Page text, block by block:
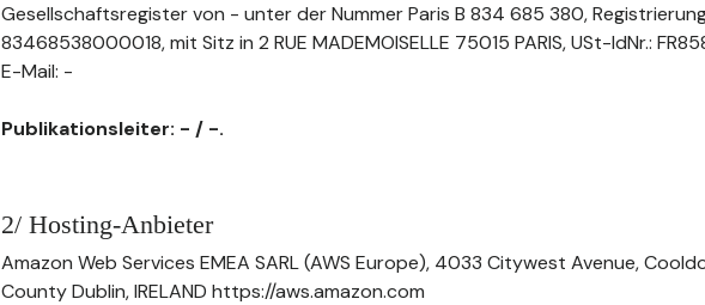
Gesellschaftsregister von - unter der Nummer Paris B 834 685 380,
83468538000018, mit Sitz in 2 RUE MADEMOISELLE 75015 PARIS, USt-IdNr.:
E-Mail: -
Publikationsleiter: - / -.
2/ Hosting-Anbieter
Amazon Web Services EMEA SARL (AWS Europe), 4033 Citywest Avenue,
County Dublin, IRELAND https://aws.amazon.com